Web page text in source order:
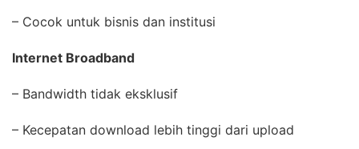
– Cocok untuk bisnis dan institusi
Internet Broadband
– Bandwidth tidak eksklusif
– Kecepatan download lebih tinggi dari upload